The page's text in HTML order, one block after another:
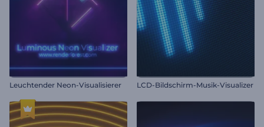
Leuchtender Neon-Visualisierer LCD-Bildschirm-Musik-Visualizer